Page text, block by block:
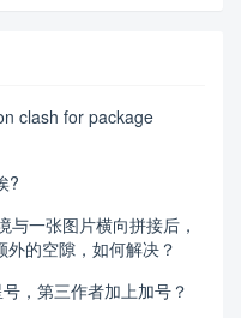
clash for package
?
一张图片横向拼接后，
的空隙，如何解决？
，第三作者加上加号？